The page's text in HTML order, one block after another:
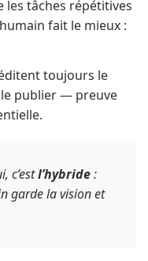
les tâches répétitives
fait le mieux :
toujours le
publier — preuve
c’estl’hybride:
garde la vision et